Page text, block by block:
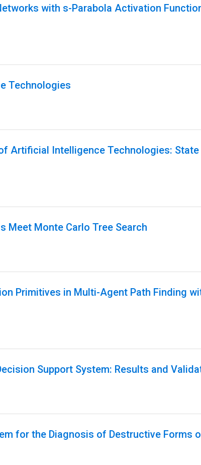
with s-Parabola Activation
Technologies
Artificial Intelligence Technologies:
Meet Monte Carlo Tree Search
Primitives in Multi-Agent Path Finding
Support System: Results and
for the Diagnosis of Destructive Forms